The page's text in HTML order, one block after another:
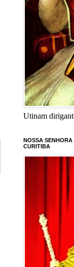
Utinam
NOSSA
CURITIBA